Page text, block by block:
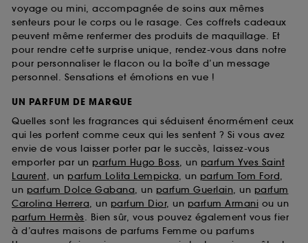
voyage ou mini, accompagnée de soins aux mêmes
senteurs pour le corps ou le rasage. Ces coffrets cadeaux
peuvent même renfermer des produits de maquillage. Et
pour rendre cette surprise unique, rendez-vous dans notre
pour personnaliser le flacon ou la boîte d’un message
personnel. Sensations et émotions en vue !
UN PARFUM DE MARQUE
Quelles sont les fragrances qui séduisent énormément ceux
qui les portent comme ceux qui les sentent ? Si vous avez
envie de vous laisser porter par le succès, laissez-vous
emporter par un parfum Hugo Boss, un parfum Yves Saint
Laurent, un parfum Lolita Lempicka, un parfum Tom Ford,
un parfum Dolce Gabana, un parfum Guerlain, un parfum
Carolina Herrera, un parfum Dior, un parfum Armani ou un
parfum Hermès. Bien sûr, vous pouvez également vous fier
à d’autres maisons de parfums Femme ou parfums